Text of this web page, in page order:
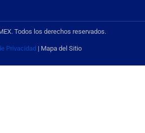
Todos los derechos reservados.
Privacidad| Mapa del Sitio